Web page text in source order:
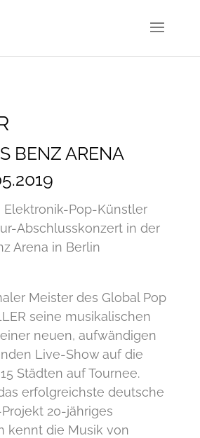
BENZ ARENA
Elektronik-Pop-Künstler
Abschlusskonzert in der
Arena in Berlin
Meister des Global Pop
seine musikalischen
neuen, aufwändigen
Live-Show auf die
Städten auf Tournee.
erfolgreichste deutsche
20-jähriges
kennt die Musik von